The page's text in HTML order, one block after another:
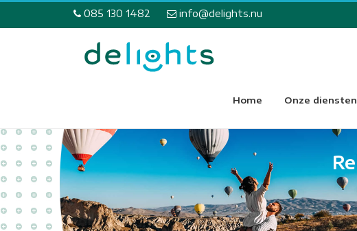
085 130 1482 info@delights.nu
Home Onze diensten